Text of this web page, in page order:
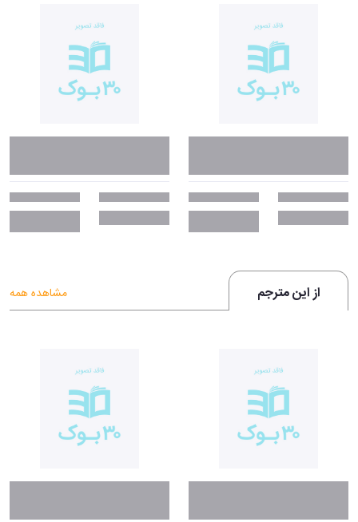
از این مترجم مشاهده همه